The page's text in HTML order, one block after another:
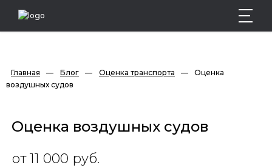
Главная — Блог — Оценка транспорта —
Оценка
воздушных судов
Оценка воздушных судов
от 11 000 руб.